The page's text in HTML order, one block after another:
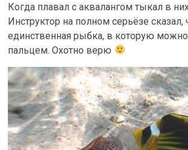
Когда плавал с аквалангом тыкал в
Инструктор на полном серьёзе сказал,
единственная рыбка, в которую
пальцем. Охотно верю